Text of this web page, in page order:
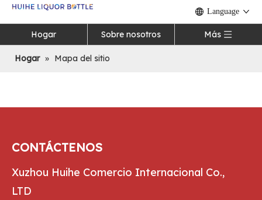
Language
Hogar Sobre nosotros Más
Hogar » Mapa del sitio
CONTÁCTENOS
Xuzhou Huihe Comercio Internacional Co.,
LTD